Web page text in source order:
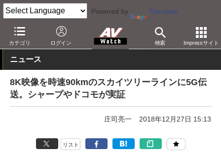
Powered by Translate
カテゴリ ログイン 検索 Impressサイト
AV Watch 動向 技術・デバイス 通信
ニュース
8K映像を時速90kmのスカイツリーラインに5G伝
送。シャープやドコモが実証
庄司亮一 2018年12月27日 15:13
リスト